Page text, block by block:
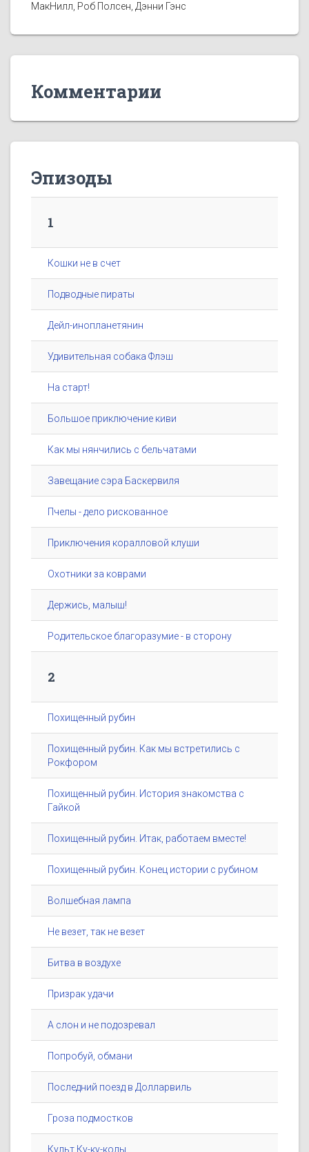
МакНилл, Роб Полсен, Дэнни Гэнс
Комментарии
Эпизоды
1
Кошки не в счет
Подводные пираты
Дейл-инопланетянин
Удивительная собака Флэш
На старт!
Большое приключение киви
Как мы нянчились с бельчатами
Завещание сэра Баскервиля
Пчелы - дело рискованное
Приключения коралловой клуши
Охотники за коврами
Держись, малыш!
Родительское благоразумие - в сторону
2
Похищенный рубин
Похищенный рубин. Как мы встретились с
Рокфором
Похищенный рубин. История знакомства с
Гайкой
Похищенный рубин. Итак, работаем вместе!
Похищенный рубин. Конец истории с рубином
Волшебная лампа
Не везет, так не везет
Битва в воздухе
Призрак удачи
А слон и не подозревал
Попробуй, обмани
Последний поезд в Долларвиль
Гроза подмостков
Культ Ку-ку-колы